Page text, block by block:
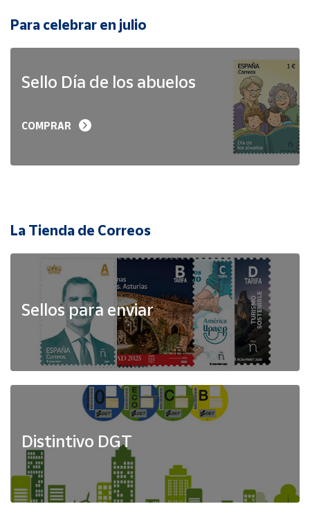
Para celebrar en julio
Sello Día de los abuelos
COMPRAR
La Tienda de Correos
Sellos para enviar
Distintivo DGT